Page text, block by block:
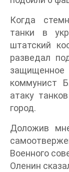
Когда
танки в
штатский
разведал
коммунист
атаку
город.
Доложив
Военного
Оленин